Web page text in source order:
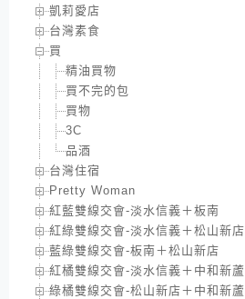
凱莉愛店
台灣素食
買
精油買物
買不完的包
買物
3C
品酒
台灣住宿
Pretty Woman
紅藍雙線交會-淡水信義＋板南
紅綠雙線交會-淡水信義＋松山新店
藍綠雙線交會-板南＋松山新店
紅橘雙線交會-淡水信義＋中和新蘆
綠橘雙線交會-松山新店＋中和新蘆